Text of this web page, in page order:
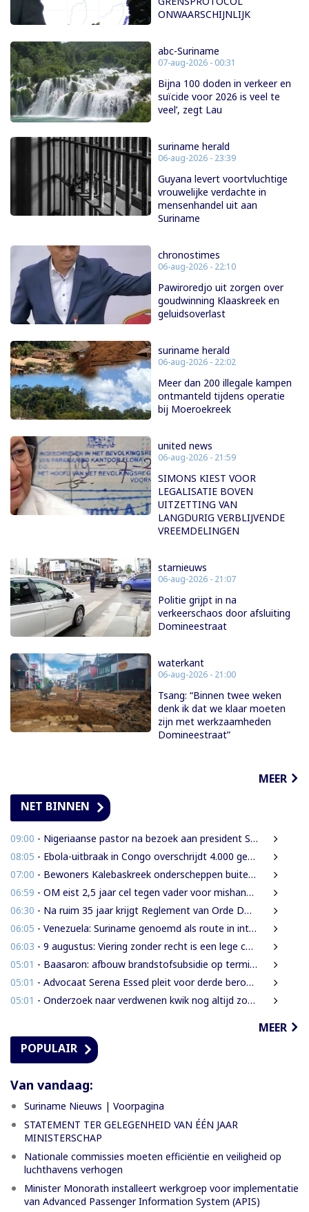
ONWAARSCHIJNLIJK
abc-Suriname
07-aug-2026 - 00:31
Bijna 100 doden in verkeer en
suïcide voor 2026 is veel te
veel’, zegt Lau
suriname herald
06-aug-2026 - 23:39
Guyana levert voortvluchtige
vrouwelijke verdachte in
mensenhandel uit aan
Suriname
chronostimes
06-aug-2026 - 22:10
Pawiroredjo uit zorgen over
goudwinning Klaaskreek en
geluidsoverlast
suriname herald
06-aug-2026 - 22:02
Meer dan 200 illegale kampen
ontmanteld tijdens operatie
bij Moeroekreek
united news
06-aug-2026 - 21:59
SIMONS KIEST VOOR
LEGALISATIE BOVEN
UITZETTING VAN
LANGDURIG VERBLIJVENDE
VREEMDELINGEN
starnieuws
06-aug-2026 - 21:07
Politie grijpt in na
verkeerschaos door afsluiting
Domineestraat
waterkant
06-aug-2026 - 21:00
Tsang: “Binnen twee weken
denk ik dat we klaar moeten
zijn met werkzaamheden
Domineestraat”
MEER
NET BINNEN
09:00 - Nigeriaanse pastor na bezoek aan president Simons: ‘Toename van rijkdom in Suriname’
08:05 - Ebola-uitbraak in Congo overschrijdt 4.000 gevallen
07:00 - Bewoners Kalebaskreek onderscheppen buitenlanders met illegaal geweer en communicatieapparatuur
06:59 - OM eist 2,5 jaar cel tegen vader voor mishandeling en verwaarlozing van gezin
06:30 - Na ruim 35 jaar krijgt Reglement van Orde DNA grondige herziening
06:05 - Venezuela: Suriname genoemd als route in internationale cocaïnesmokkel naar Europa
06:03 - 9 augustus: Viering zonder recht is een lege ceremonie
05:01 - Baasaron: afbouw brandstofsubsidie op termijn onvermijdelijk
05:01 - Advocaat Serena Essed pleit voor derde beroepsinstantie onder gezag van CCJ
05:01 - Onderzoek naar verdwenen kwik nog altijd zonder resultaat
MEER
POPULAIR
Van vandaag:
Suriname Nieuws | Voorpagina
STATEMENT TER GELEGENHEID VAN ÉÉN JAAR
MINISTERSCHAP
Nationale commissies moeten efficiëntie en veiligheid op
luchthavens verhogen
Minister Monorath installeert werkgroep voor implementatie
van Advanced Passenger Information System (APIS)